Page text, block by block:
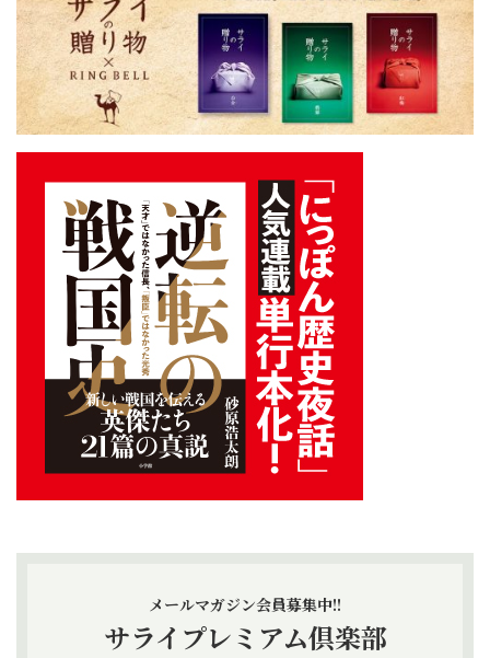
メールマガジン会員募集中!!
サライプレミアム倶楽部